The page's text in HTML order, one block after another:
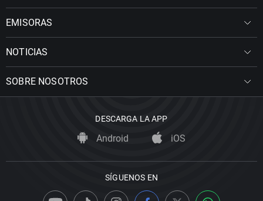
EMISORAS
NOTICIAS
SOBRE NOSOTROS
DESCARGA LA APP
Android iOS
SÍGUENOS EN